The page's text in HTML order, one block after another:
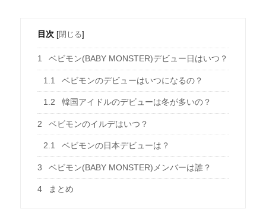
目次 [閉じる]
1 ベビモン(BABY MONSTER)デビュー日はいつ？
1.1 ベビモンのデビューはいつになるの？
1.2 韓国アイドルのデビューは冬が多いの？
2 ベビモンのイルデはいつ？
2.1 ベビモンの日本デビューは？
3 ベビモン(BABY MONSTER)メンバーは誰？
4 まとめ